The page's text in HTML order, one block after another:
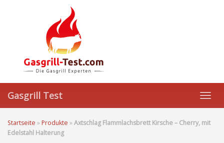
Gasgrill Test
Startseite » Produkte »Axtschlag Flammlachsbrett Kirsche – Cherry, mit
Edelstahl Halterung